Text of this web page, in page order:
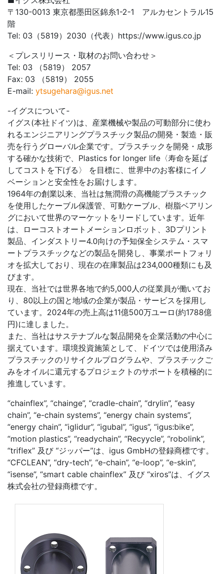
〒130-0013 東京都墨田区錦糸1-2-1 アルカセントラル15
階
Tel: 03（5819）2030（代表）https://www.igus.co.jp
＜プレスリリース・取材のお問い合わせ＞
Tel: 03 （5819） 2057
Fax: 03 （5819） 2055
E-mail: ytsugehara@igus.net
-イグスについて-
イグス(本社ドイツ)は、産業機械や製品の可動部分に使わ
れるエンジニアリングプラスチック製品の開発・製造・販
売を行うグローバル企業です。プラスチックを開発・成形
する確かな技術で、Plastics for longer life〈寿命を延ば
してコストを下げる〉 を目標に、世界中のお客様にイノ
ベーションと安全性をお届けします。
1964年の創業以来、当社は無潤滑の高機能プラスチック
を使用したケーブル保護管、可動ケーブル、樹脂ベアリン
グにおいて世界のマーケットをリードしています。近年
は、ローコストオートメーションロボット、3Dプリント
製品、インダストリー4.0向けの予知保全システム・スマ
ートプラスチックなどの製品を開発し、事業ポートフォリ
オを拡大しており、現在の在庫製品は234,000種類にも及
びます。
現在、当社では世界各地で約5,000人の従業員が働いてお
り、80以上の国と地域の企業が製品・サービスを採用し
ています。2024年の売上高は11億500万ユーロ(約1788億
円)に達しました。
また、当社はサステナブルな製品開発を企業活動の中心に
据えています。環境投資施策として、ドイツでは使用済み
プラスチックのリサイクルプログラムや、プラスチックご
みをオイルに還元するプロジェクトのサポートを積極的に
推進しています。
“chainflex”, “chainge”, “cradle-chain”, “drylin”, “easy
chain”, “e-chain systems”, “energy chain systems”,
“energy chain”, “iglidur”, “igubal”, “igus”, “igus:bike”,
“motion plastics”, “readychain”, “Recyycle”, “robolink”,
“triflex” 及び “ジッパー”は、igus GmbHの登録商標です。
“CFCLEAN”, “dry-tech”, “e-chain”, “e-loop”, “e-skin”,
“isense”, “smart cable chainflex” 及び “xiros”は、イグス
株式会社の登録商標です。